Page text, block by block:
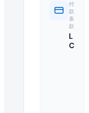
还有其他买家在寻
有的,您可以浏览本页
如何成为 refined
您可以在 EximNext 免
此次进口需要什么
付
款
条
款
L
C